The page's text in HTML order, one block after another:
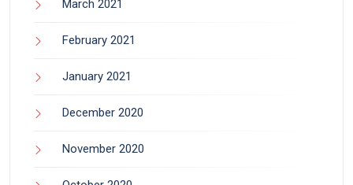
March 2021
February 2021
January 2021
December 2020
November 2020